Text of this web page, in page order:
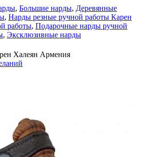
, Большие нарды, Деревянные
, Нарды резные ручной работы Карен
работы, Подарочные нарды ручной
, Эксклюзивные нарды
Халеян Армения